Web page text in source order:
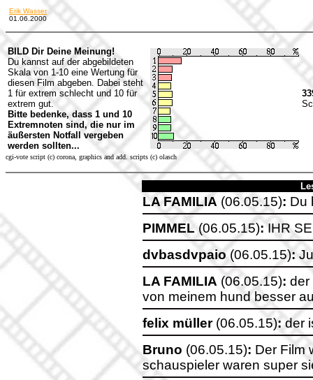
Erik Wasser
01.06.2000
BILD Dir Deine Meinung!
Du kannst auf der abgebildeten
Skala von 1-10 eine Wertung für
diesen Film abgeben. Dabei steht
1 für extrem schlecht und 10 für
extrem gut.
Bitte bedenke, dass 1 und 10
Extremnoten sind, die nur im
äußersten Notfall vergeben
werden sollten...
cgi-vote script (c) corona, graphics and add. scripts (c) olasch
LA FAMILIA (06.05.15): Du
PIMMEL (06.05.15):IHR
dvbasdvpaio (06.05.15):
LA FAMILIA (06.05.15): der
von meinem hund besser
felix müller(06.05.15): der
Bruno (06.05.15): Der Film
schauspieler waren super